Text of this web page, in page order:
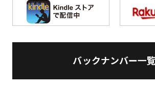
バックナンバー一覧